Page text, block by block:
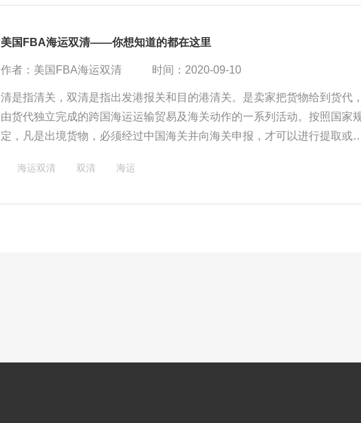
美国FBA海运双清——你想知道的都在这里
作者：美国FBA海运双清 时间：2020-09-10
清是指清关，双清是指出发港报关和目的港清关。是卖家把货物给到货代，
由货代独立完成的跨国海运运输贸易及海关动作的一系列活动。按照国家
定，凡是出境货物，必须经过中国海关并向海关申报，才可以进行提取或
动作完成，方可以提柜拖柜。这种双清动作缺一不可，少了其中一个或者两
海运双清 双清 海运